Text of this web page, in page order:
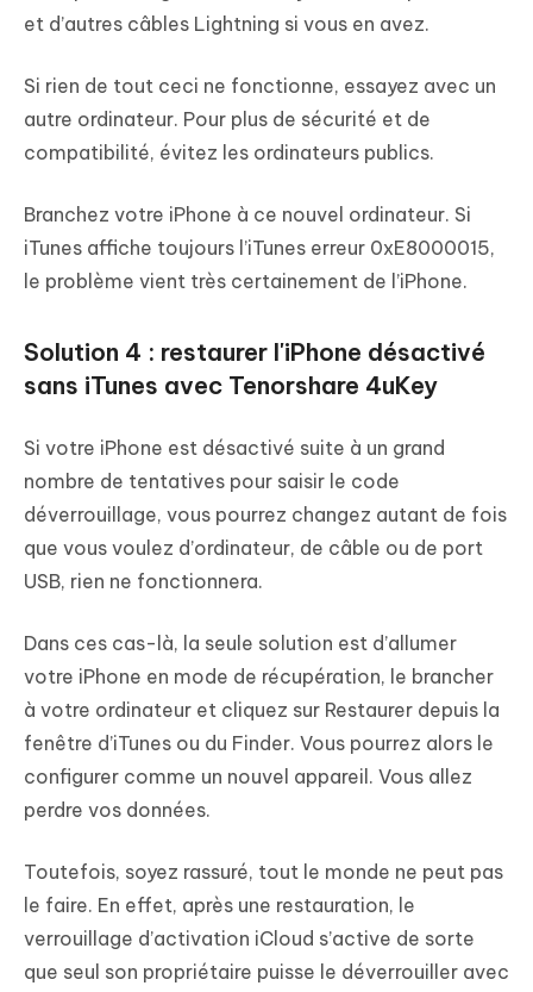
et d’autres câbles Lightning si vous en avez.
Si rien de tout ceci ne fonctionne, essayez avec un
autre ordinateur. Pour plus de sécurité et de
compatibilité, évitez les ordinateurs publics.
Branchez votre iPhone à ce nouvel ordinateur. Si
iTunes affiche toujours l’iTunes erreur 0xE8000015,
le problème vient très certainement de l’iPhone.
Solution 4 : restaurer l'iPhone désactivé
sans iTunes avec Tenorshare 4uKey
Si votre iPhone est désactivé suite à un grand
nombre de tentatives pour saisir le code
déverrouillage, vous pourrez changez autant de fois
que vous voulez d’ordinateur, de câble ou de port
USB, rien ne fonctionnera.
Dans ces cas-là, la seule solution est d’allumer
votre iPhone en mode de récupération, le brancher
à votre ordinateur et cliquez sur Restaurer depuis la
fenêtre d’iTunes ou du Finder. Vous pourrez alors le
configurer comme un nouvel appareil. Vous allez
perdre vos données.
Toutefois, soyez rassuré, tout le monde ne peut pas
le faire. En effet, après une restauration, le
verrouillage d’activation iCloud s’active de sorte
que seul son propriétaire puisse le déverrouiller avec